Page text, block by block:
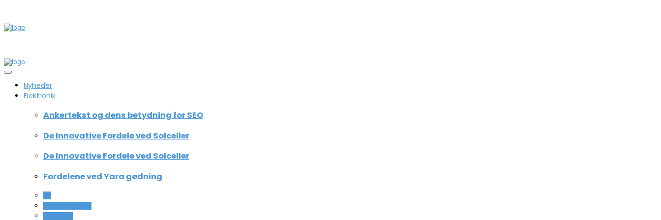
Nyheder
Elektronik
Ankertekst og dens betydning for SEO
De Innovative Fordele ved Solceller
De Innovative Fordele ved Solceller
Fordelene ved Yara gødning